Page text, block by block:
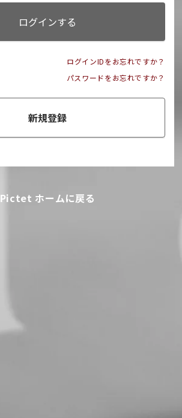
ログインする
ログインIDをお忘れですか？
パスワードをお忘れですか？
新規登録
Pictet ホームに戻る